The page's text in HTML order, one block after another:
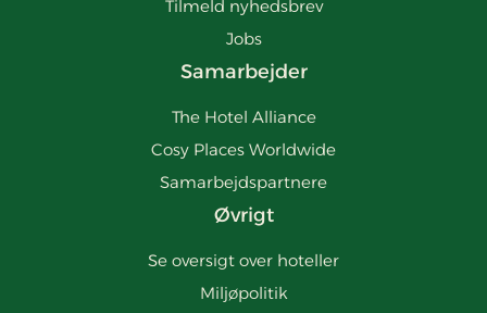
Tilmeld nyhedsbrev
Jobs
Samarbejder
The Hotel Alliance
Cosy Places Worldwide
Samarbejdspartnere
Øvrigt
Se oversigt over hoteller
Miljøpolitik